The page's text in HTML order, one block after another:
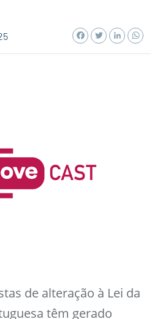
Facebook
Twitter
de alteração à Lei da
têm gerado